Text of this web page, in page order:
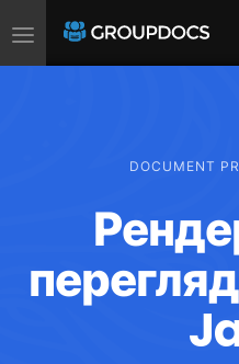
Toggle
navigation
DOCUMENT